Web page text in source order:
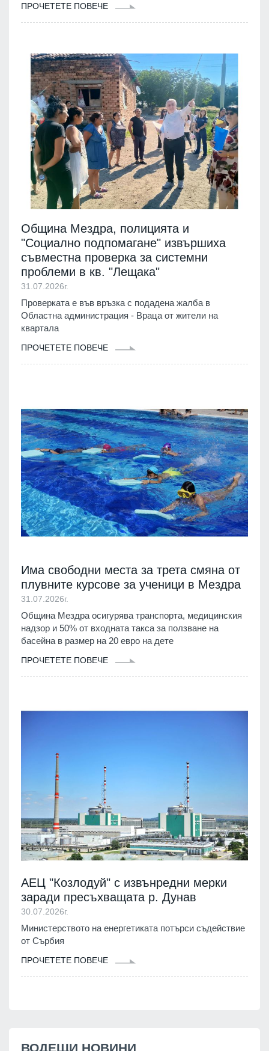
ПРОЧЕТЕТЕ ПОВЕЧЕ
Община Мездра, полицията и
"Социално подпомагане" извършиха
съвместна проверка за системни
проблеми в кв. "Лещака"
31.07.2026г.
Проверката е във връзка с подадена жалба в
Областна администрация - Враца от жители на
квартала
ПРОЧЕТЕТЕ ПОВЕЧЕ
Има свободни места за трета смяна от
плувните курсове за ученици в Мездра
31.07.2026г.
Община Мездра осигурява транспорта, медицинския
надзор и 50% от входната такса за ползване на
басейна в размер на 20 евро на дете
ПРОЧЕТЕТЕ ПОВЕЧЕ
АЕЦ "Козлодуй" с извънредни мерки
заради пресъхващата р. Дунав
30.07.2026г.
Министерството на енергетиката потърси съдействие
от Сърбия
ПРОЧЕТЕТЕ ПОВЕЧЕ
ВОДЕЩИ НОВИНИ